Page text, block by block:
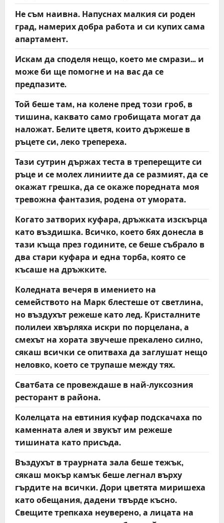
Не съм наивна. Напуснах малкия си роден
град, намерих добра работа и си купих сама
апартамент.
Искам да споделя нещо, което ме смрази… и
може би ще помогне и на вас да се
предпазите.
Той беше там, на колене пред този гроб, в
тишина, каквато само гробищата могат да
наложат. Белите цветя, които държеше в
ръцете си, леко трепереха.
Тази сутрин държах теста в треперещите си
ръце и се молех линиите да се размият, да се
окажат грешка, да се окаже поредната моя
тревожна фантазия, родена от умората.
Когато затворих куфара, дръжката изскърца
като въздишка. Всичко, което бях донесла в
тази къща през годините, се беше събрало в
два стари куфара и една торба, която се
късаше на дръжките.
Коледната вечеря в имението на
семейството на Марк блестеше от светлина,
но въздухът режеше като лед. Кристалните
полилеи хвърляха искри по порцелана, а
смехът на хората звучеше прекалено силно,
сякаш всички се опитваха да заглушат нещо
неловко, което се трупаше между тях.
Сватбата се провеждаше в най-луксозния
ресторант в района.
Колелцата на евтиния куфар подскачаха по
каменната алея и звукът им режеше
тишината като присъда.
Въздухът в траурната зала беше тежък,
сякаш мокър камък беше легнал върху
гърдите на всички. Дори цветята миришеха
като обещания, дадени твърде късно.
Свещите трепкаха неуверено, а лицата на